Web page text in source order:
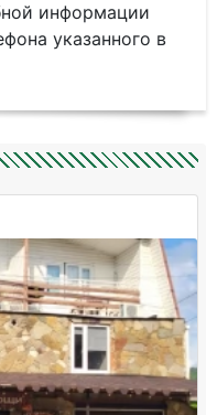
информации
указанного в